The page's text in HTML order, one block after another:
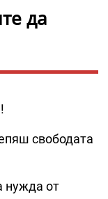
да
свободата
нужда от